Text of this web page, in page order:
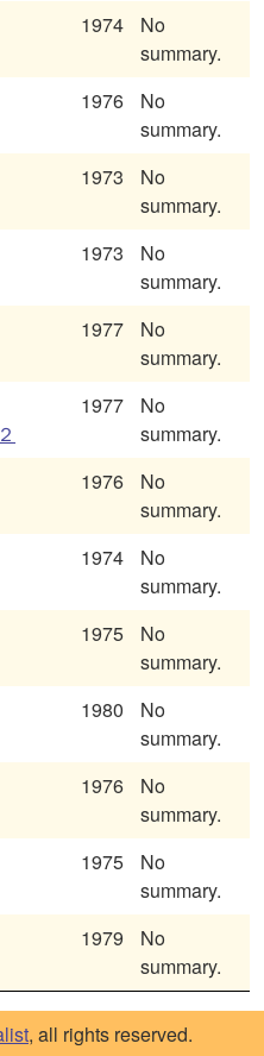
1974
No
summary.
1976
No
summary.
1973
No
summary.
1973
No
summary.
1977
No
summary.
1977
No
summary.
1976
No
summary.
1974
No
summary.
1975
No
summary.
1980
No
summary.
1976
No
summary.
1975
No
summary.
1979
No
summary.
, all rights reserved.